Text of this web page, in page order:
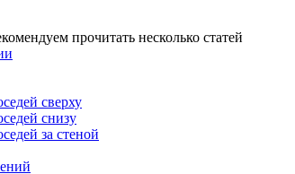
прочитать несколько статей
сверху
снизу
за стеной